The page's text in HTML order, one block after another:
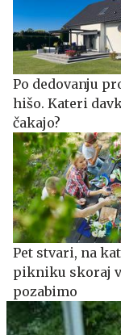
Po dedovanju
hišo. Kateri
čakajo?
Pet stvari, na
pikniku skoraj
pozabimo